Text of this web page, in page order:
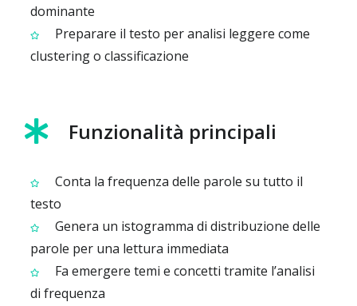
dominante
Preparare il testo per analisi leggere come
clustering o classificazione
Funzionalità principali
Conta la frequenza delle parole su tutto il
testo
Genera un istogramma di distribuzione delle
parole per una lettura immediata
Fa emergere temi e concetti tramite l’analisi
di frequenza